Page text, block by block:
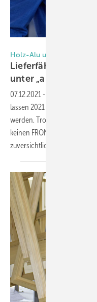
Holz-Alu und
Lieferfähigkeit von
unter
07.12.2021 -
lassen 2021 für Aluminium-
werden. Trotzdem plant
keinen FRONTALE-Auftritt.
zuversichtlich